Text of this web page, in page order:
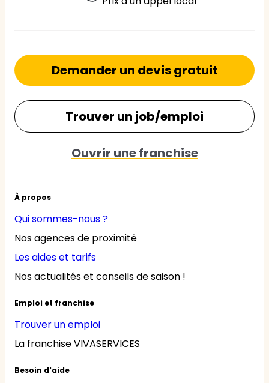
À propos
Qui sommes-nous ?
Nos agences de proximité
Les aides et tarifs
Nos actualités et conseils de saison !
Emploi et franchise
Trouver un emploi
La franchise VIVASERVICES
Besoin d'aide
Demander un devis gratuit
Trouver un job/emploi
Ouvrir une franchise